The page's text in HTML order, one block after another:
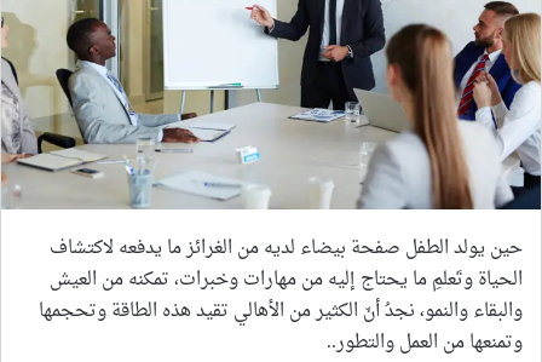
حين يولد الطفل صفحة بيضاء لديه من الغرائز ما يدفعه لاكتشاف
الحياة وتَعلمِ ما يحتاج إليه من مهارات وخبرات، تمكنه من العيش
والبقاء والنمو، نجدُ أنّ الكثير من الأهالي تقيد هذه الطاقة وتحجمها
وتمنعها من العمل والتطور..